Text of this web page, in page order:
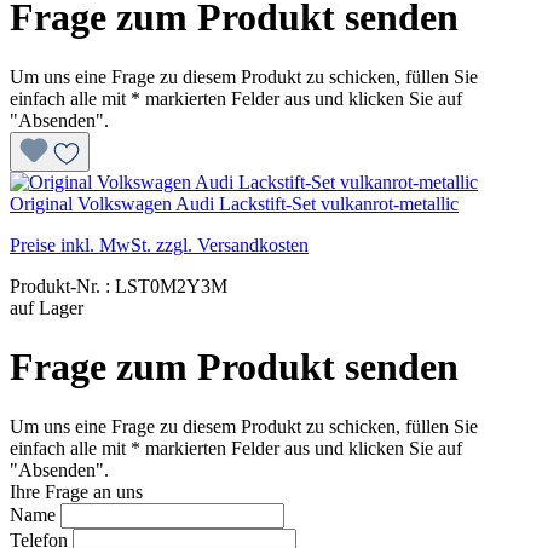
Frage zum Produkt senden
Um uns eine Frage zu diesem Produkt zu schicken, füllen Sie
einfach alle mit * markierten Felder aus und klicken Sie auf
"Absenden".
Original Volkswagen Audi Lackstift-Set vulkanrot-metallic
Preise inkl. MwSt. zzgl. Versandkosten
Produkt-Nr. : LST0M2Y3M
auf Lager
Frage zum Produkt senden
Um uns eine Frage zu diesem Produkt zu schicken, füllen Sie
einfach alle mit * markierten Felder aus und klicken Sie auf
"Absenden".
Ihre Frage an uns
Name
Telefon